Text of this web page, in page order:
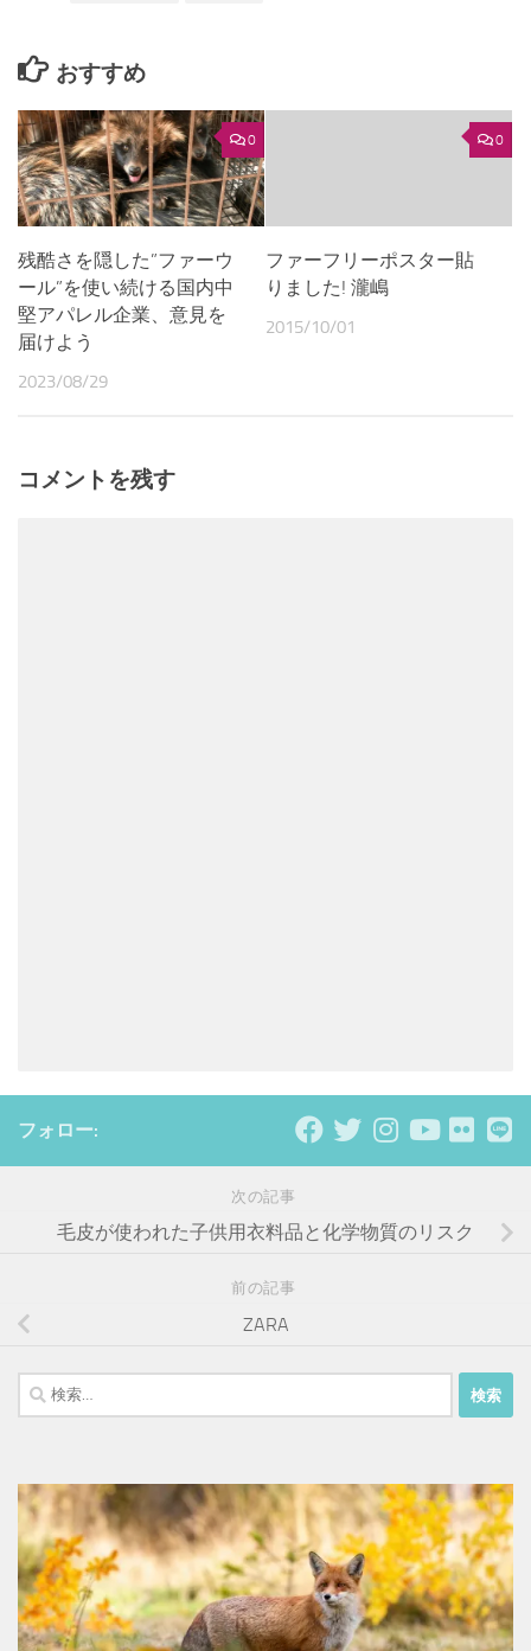
おすすめ
0
残酷さを隠した”ファーウ
ール”を使い続ける国内中
堅アパレル企業、意見を
届けよう
2023/08/29
0
ファーフリーポスター貼
りました! 瀧嶋
2015/10/01
コメントを残す
フォロー:
次の記事
毛皮が使われた子供用衣料品と化学物質のリスク
前の記事
ZARA
検
索: